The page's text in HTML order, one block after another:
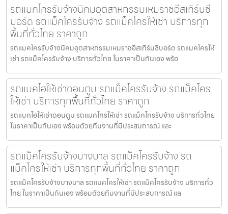
รถแมคโครรับจ้างนิคมอุตสาหกรรมเหมราชอีสเทิร์นซี
บอร์ด รถแม็คโครรับจ้าง รถแม็คโครให้เช่า บริการทุก
พื้นที่ทั่วไทย ราคาถูก
รถแมคโครรับจ้างนิคมอุตสาหกรรมเหมราชอีสเทิร์นซีบอร์ด รถแมคโครให้
เช่า รถแม็คโครรับจ้าง บริการทั่วไทย ในราคาเป็นกันเอง พร้อ
รถแบคโฮให้เช่าดอนตูม รถแม็คโครรับจ้าง รถแม็คโคร
ให้เช่า บริการทุกพื้นที่ทั่วไทย ราคาถูก
รถแบคโฮให้เช่าดอนตูม รถแมคโครให้เช่า รถแม็คโครรับจ้าง บริการทั่วไทย
ในราคาเป็นกันเอง พร้อมด้วยทีมงานที่มีประสบการณ์ และ
รถแม็คโครรับจ้างบางบาล รถแม็คโครรับจ้าง รถ
แม็คโครให้เช่า บริการทุกพื้นที่ทั่วไทย ราคาถูก
รถแม็คโครรับจ้างบางบาล รถแมคโครให้เช่า รถแม็คโครรับจ้าง บริการทั่ว
ไทย ในราคาเป็นกันเอง พร้อมด้วยทีมงานที่มีประสบการณ์ แล